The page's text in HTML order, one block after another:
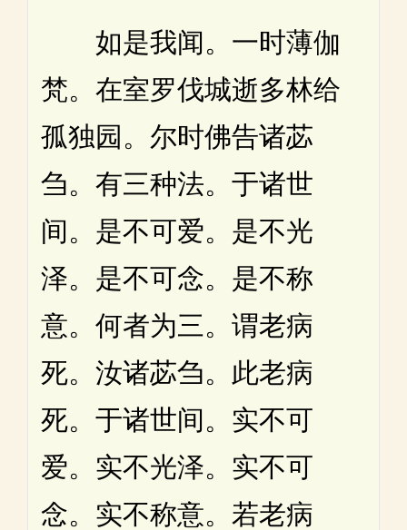
如是我闻。一时薄伽
梵。在室罗伐城逝多林给
孤独园。尔时佛告诸苾
刍。有三种法。于诸世
间。是不可爱。是不光
泽。是不可念。是不称
意。何者为三。谓老病
死。汝诸苾刍。此老病
死。于诸世间。实不可
爱。实不光泽。实不可
念。实不称意。若老病